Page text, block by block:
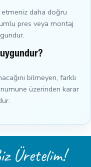
daha doğru
pres veya montaj
bilmeyen, farklı
üzerinden karar
Üretelim!